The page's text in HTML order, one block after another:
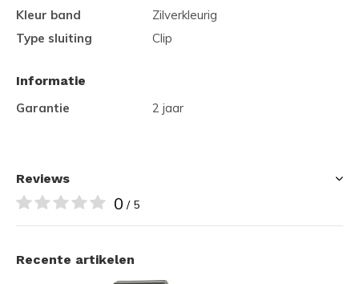
Kleur band
Zilverkleurig
Type sluiting
Clip
Informatie
Garantie
2 jaar
Reviews
0 / 5
Recente artikelen